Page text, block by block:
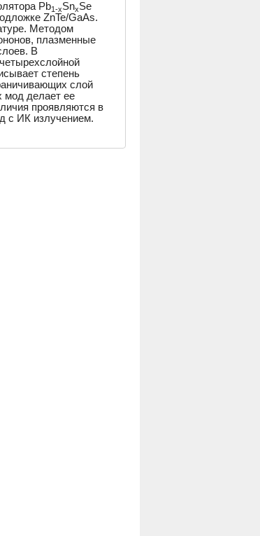
Pb1-xSnxSe
ZnTe/GaAs.
Методом
плазменные
В
степень
слой
мод делает ее
проявляются в
с ИК излучением.